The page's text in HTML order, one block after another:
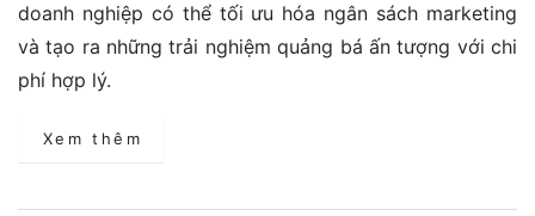
doanh nghiệp có thể tối ưu hóa ngân sách marketing
và tạo ra những trải nghiệm quảng bá ấn tượng với chi
phí hợp lý.
Xem thêm